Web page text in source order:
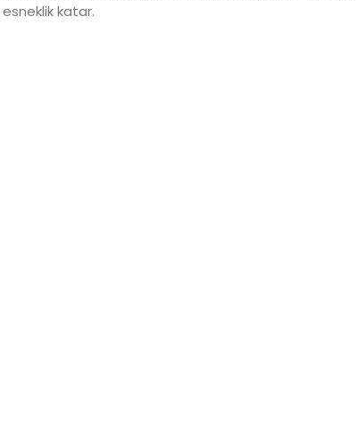
katar.